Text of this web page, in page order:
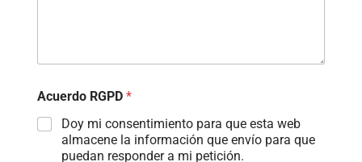
Acuerdo RGPD *
Doy mi consentimiento para que esta web
almacene la información que envío para que
puedan responder a mi petición.